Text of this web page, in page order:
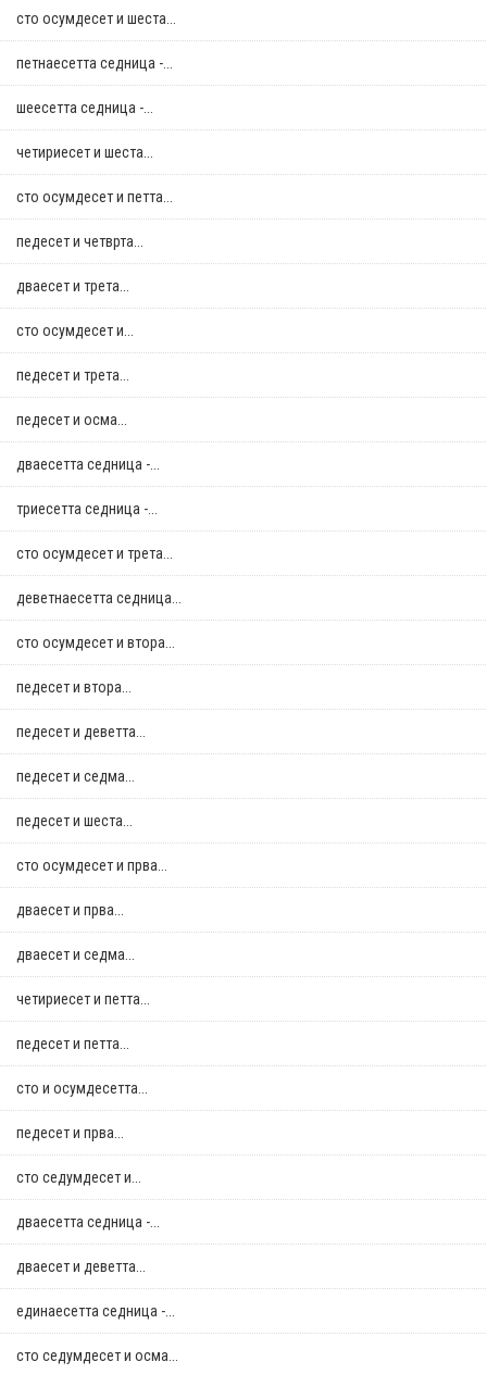
сто осумдесет и шеста...
петнаесетта седница -...
шеесетта седница -...
четириесет и шеста...
сто осумдесет и петта...
педесет и четврта...
дваесет и трета...
сто осумдесет и...
педесет и трета...
педесет и осма...
дваесетта седница -...
триесетта седница -...
сто осумдесет и трета...
деветнаесетта седница...
сто осумдесет и втора...
педесет и втора...
педесет и деветта...
педесет и седма...
педесет и шеста...
сто осумдесет и прва...
дваесет и прва...
дваесет и седма...
четириесет и петта...
педесет и петта...
сто и осумдесетта...
педесет и прва...
сто седумдесет и...
дваесетта седница -...
дваесет и деветта...
единаесетта седница -...
сто седумдесет и осма...